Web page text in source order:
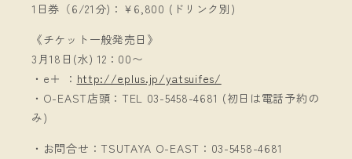
1日券（6/21分)：￥6,800 (ドリンク別)
《チケット一般発売日》
3月18日(水) 12：00〜
・e＋ ： http://eplus.jp/yatsuifes/
・O-EAST店頭：TEL 03-5458-4681 (初日は電話予約の
み)
・お問合せ：TSUTAYA O-EAST：03-5458-4681